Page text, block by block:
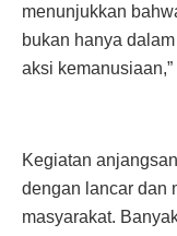
menunjukkan
bukan hanya
aksi kemanusiaan,”
Kegiatan
dengan lancar dan
masyarakat.